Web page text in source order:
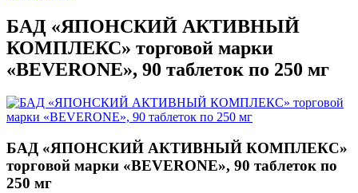
БАД «ЯПОНСКИЙ АКТИВНЫЙ
КОМПЛЕКС» торговой марки
«BEVERONE», 90 таблеток по 250 мг
БАД «ЯПОНСКИЙ АКТИВНЫЙ КОМПЛЕКС»
торговой марки «BEVERONE», 90 таблеток по
250 мг